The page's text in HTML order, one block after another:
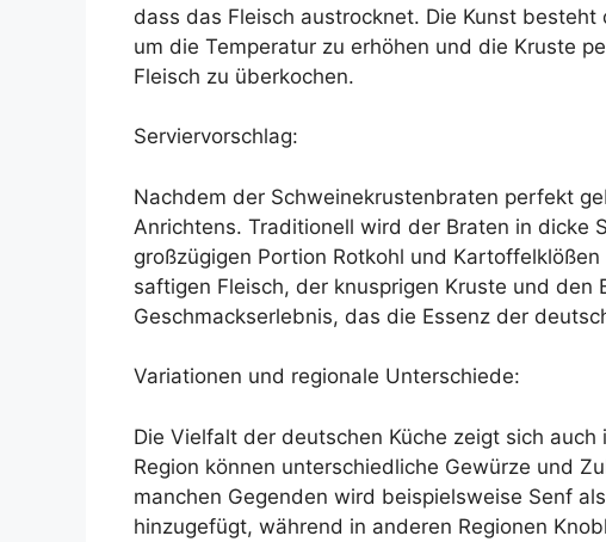
dass das Fleisch austrocknet. Die Kunst
um die Temperatur zu erhöhen und die Kruste
Fleisch zu überkochen.
Serviervorschlag:
Nachdem der Schweinekrustenbraten perfekt
Anrichtens. Traditionell wird der Braten in dicke
großzügigen Portion Rotkohl und
saftigen Fleisch, der knusprigen Kruste und den
Geschmackserlebnis, das die Essenz der
Variationen und regionale Unterschiede:
Die Vielfalt der deutschen Küche zeigt sich
Region können unterschiedliche Gewürze und
manchen Gegenden wird beispielsweise Senf
hinzugefügt, während in anderen Regionen